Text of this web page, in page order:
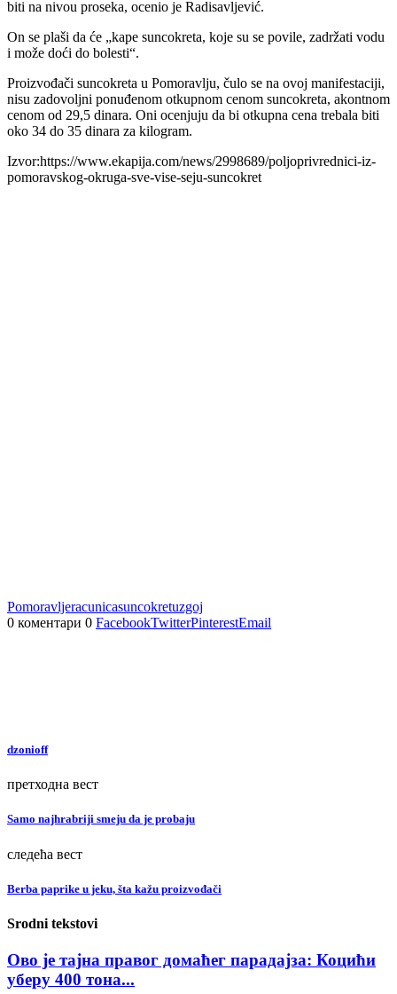
biti na nivou proseka, ocenio je Radisavljević.
On se plaši da će „kape suncokreta, koje su se povile, zadržati vodu
i može doći do bolesti“.
Proizvođači suncokreta u Pomoravlju, čulo se na ovoj manifestaciji,
nisu zadovoljni ponuđenom otkupnom cenom suncokreta, akontnom
cenom od 29,5 dinara. Oni ocenjuju da bi otkupna cena trebala biti
oko 34 do 35 dinara za kilogram.
Izvor:https://www.ekapija.com/news/2998689/poljoprivrednici-iz-
pomoravskog-okruga-sve-vise-seju-suncokret
Pomoravljeracunicasuncokretuzgoj
0 коментари 0 FacebookTwitterPinterestEmail
dzonioff
претходна вест
Samo najhrabriji smeju da je probaju
следећа вест
Berba paprike u jeku, šta kažu proizvođači
Srodni tekstovi
Ово је тајна правог домаћег парадајза: Коцићи
уберу 400 тона...